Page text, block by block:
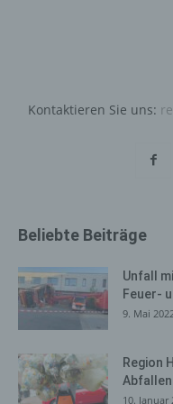
Kontaktieren Sie uns:
Beliebte Beiträge
Unfall
Feuer-
9. Mai
Region
10. Januar
Daten und
Internetseite, von
System auf unserer
zugreifenden Systems
Angriffen auf unsere
Systeme dienen.
Bei der Nutzung dieser
Informationen ziehen
betroffene Person.
benötigt, um (1) die